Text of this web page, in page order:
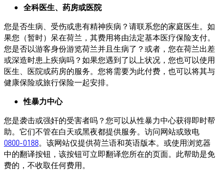
全科医生、药房或医院
您是否生病、受伤或患有精神疾病？请联系您的家庭医生。如
果您（暂时）呆在荷兰，其费用将由法定基本医疗保险支付。
您是否以游客身份游览荷兰并且生病了？或者，您在荷兰出差
或深造时患上疾病吗？如果您遇到了以上状况，您也可以使用
医生、医院或药房的服务。您将需要为此付费，也可以将其与
健康保险或旅行保险一起安排。
性暴力中心
您是袭击或强奸的受害者吗？您可以从性暴力中心获得即时帮
助。它们不管在白天或黑夜都提供服务。访问网站或致电
0800-0188。该网站仅提供荷兰语和英语版本。或使用浏览器
中的翻译按钮，该按钮可立即翻译您所在的页面。此帮助是免
费的，不收取任何费用。